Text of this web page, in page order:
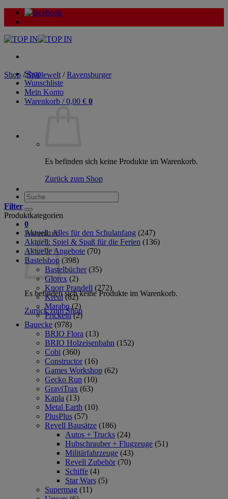
Zum
Inhalt
Shop
Wunschliste
Mein Konto
Warenkorb /0,00 € 0
Es befinden sich keine Produkte im Warenkorb.
Zurück zum Shop
Suche
nach:
0
Warenkorb
Es befinden sich keine Produkte im Warenkorb.
Zurück zum Shop
Shop / Spielewelt / Ravensburger
Filter
Produktkategorien
Aktuell: Alles für den Schulanfang (247)
Aktuell: Spiel & Spaß für die Ferien (136)
Aktuelle Angebote (70)
Bastelshop (398)
Bastelbücher (35)
Glorex (2)
Knorr Prandell (272)
Kreul (82)
Marabu (2)
Prickeln (2)
Bauecke (978)
BRIO Flora (13)
BRIO Holzeisenbahn (152)
Cobi (360)
Constructor (16)
Games Workshop (62)
Gecko Run (10)
GraviTrax (63)
Kapla (13)
Metal Earth (10)
PlusPlus (57)
Revell Bausätze (186)
Autos + Trucks (24)
Hubschrauber + Flugzeuge (51)
Militärfahrzeuge (43)
Revell Zubehör (70)
Schiffe (4)
Star Wars (5)
Supermag (11)